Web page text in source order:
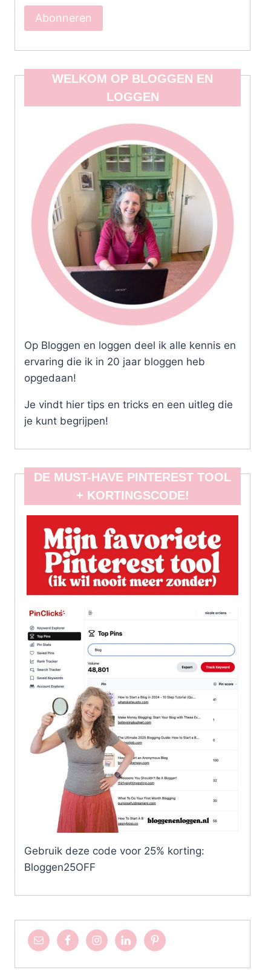
Abonneren
WELKOM OP BLOGGEN EN
LOGGEN
Op Bloggen en loggen deel ik alle kennis en
ervaring die ik in 20 jaar bloggen heb
opgedaan!
Je vindt hier tips en tricks en een uitleg die
je kunt begrijpen!
DE MUST-HAVE PINTEREST TOOL
+ KORTINGSCODE!
Gebruik deze code voor 25% korting:
Bloggen25OFF